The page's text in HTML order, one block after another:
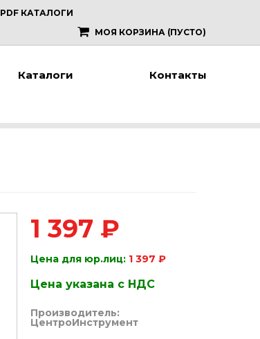
PDF КАТАЛОГИ
МОЯ КОРЗИНА (ПУСТО)
Каталоги Контакты
1 397 ₽
Цена для юр.лиц: 1 397 ₽
Цена указана с НДС
Производитель:
ЦентроИнструмент